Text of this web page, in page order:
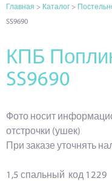
Главная > Каталог >
SS9690
КПБ
SS9690
Фото носит
отстрочки (ушек)
При заказе уточнять
1,5 спальный код 1229